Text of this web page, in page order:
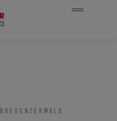
BREGENZERWALD